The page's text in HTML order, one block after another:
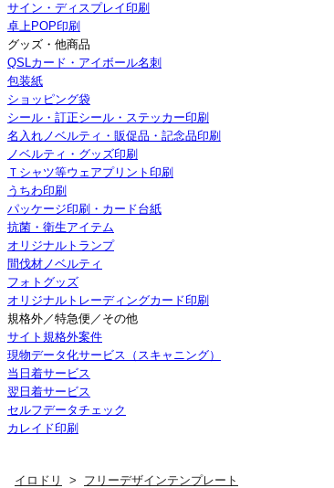
サイン・ディスプレイ印刷
卓上POP印刷
グッズ・他商品
QSLカード・アイボール名刺
包装紙
ショッピング袋
シール・訂正シール・ステッカー印刷
名入れノベルティ・販促品・記念品印刷
ノベルティ・グッズ印刷
Ｔシャツ等ウェアプリント印刷
うちわ印刷
パッケージ印刷・カード台紙
抗菌・衛生アイテム
オリジナルトランプ
間伐材ノベルティ
フォトグッズ
オリジナルトレーディングカード印刷
規格外／特急便／その他
サイト規格外案件
現物データ化サービス（スキャニング）
当日着サービス
翌日着サービス
セルフデータチェック
カレイド印刷
イロドリ フリーデザインテンプレート